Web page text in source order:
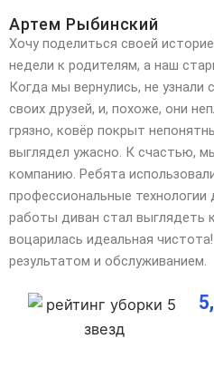
Артем Рыбинский
Хочу поделиться своей
недели к родителям, а наш
Когда мы вернулись, не узнали
своих друзей, и, похоже, они
грязно, ковёр покрыт
выглядел ужасно. К счастью,
компанию. Ребята
профессиональные технологии
работы диван стал выглядеть
воцарилась идеальная
результатом и обслуживанием.